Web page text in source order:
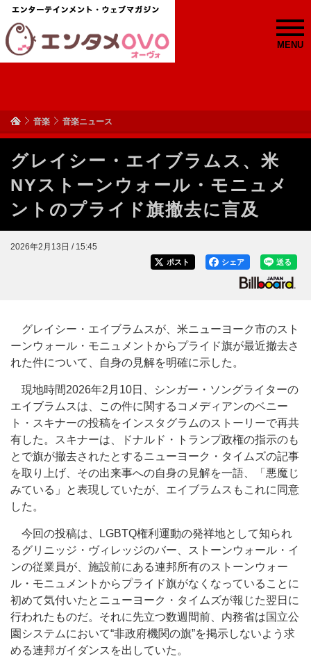
MENU
音楽 音楽ニュース
グレイシー・エイブラムス、米
NYストーンウォール・モニュメ
ントのプライド旗撤去に言及
2026年2月13日 / 15:45
送る
シェア
ポスト
グレイシー・エイブラムスが、米ニューヨーク市のスト
ーンウォール・モニュメントからプライド旗が最近撤去さ
れた件について、自身の見解を明確に示した。
現地時間2026年2月10日、シンガー・ソングライターの
エイブラムスは、この件に関するコメディアンのベニー
ト・スキナーの投稿をインスタグラムのストーリーで再共
有した。スキナーは、ドナルド・トランプ政権の指示のも
とで旗が撤去されたとするニューヨーク・タイムズの記事
を取り上げ、その出来事への自身の見解を一語、「悪魔じ
みている」と表現していたが、エイブラムスもこれに同意
した。
今回の投稿は、LGBTQ権利運動の発祥地として知られ
るグリニッジ・ヴィレッジのバー、ストーンウォール・イ
ンの従業員が、施設前にある連邦所有のストーンウォー
ル・モニュメントからプライド旗がなくなっていることに
初めて気付いたとニューヨーク・タイムズが報じた翌日に
行われたものだ。それに先立つ数週間前、内務省は国立公
園システムにおいて“非政府機関の旗”を掲示しないよう求
める連邦ガイダンスを出していた。